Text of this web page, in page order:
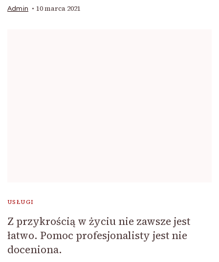
Admin 10 marca 2021
USŁUGI
Z przykrością w życiu nie zawsze jest
łatwo. Pomoc profesjonalisty jest nie
doceniona.